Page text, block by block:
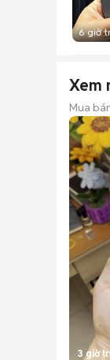
6 giờ
Xem
Mua
3 giờ